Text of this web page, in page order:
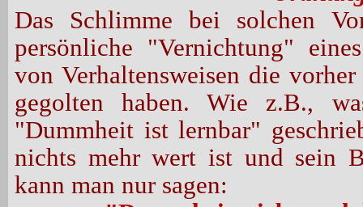
Das Schlimme bei solchen
persönliche "Vernichtung"
von Verhaltensweisen die
gegolten haben. Wie z.B.,
"Dummheit ist lernbar"
nichts mehr wert ist und sein
kann man nur sagen: